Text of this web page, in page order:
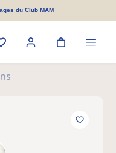
du Club MAM